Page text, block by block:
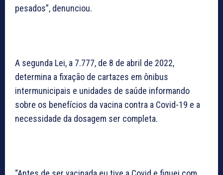
pesados”, denunciou.
A segunda Lei, a 7.777, de 8 de abril de 2022,
determina a fixação de cartazes em ônibus
intermunicipais e unidades de saúde informando
sobre os benefícios da vacina contra a Covid-19 e a
necessidade da dosagem ser completa.